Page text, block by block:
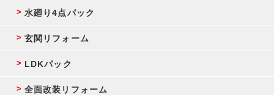
水廻り4点パック
玄関リフォーム
LDKパック
全面改装リフォーム